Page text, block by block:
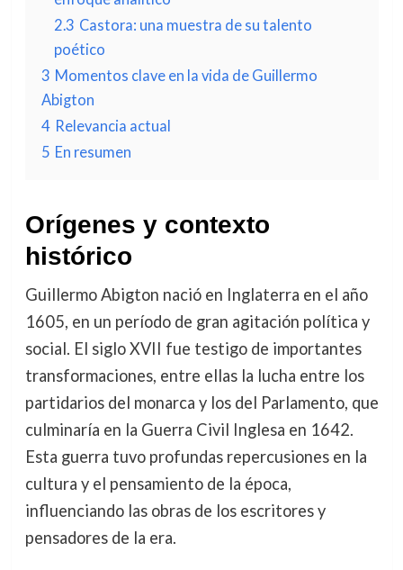
2.3 Castora: una muestra de su talento
poético
3 Momentos clave en la vida de Guillermo
Abigton
4 Relevancia actual
5 En resumen
Orígenes y contexto
histórico
Guillermo Abigton nació en Inglaterra en el año
1605, en un período de gran agitación política y
social. El siglo XVII fue testigo de importantes
transformaciones, entre ellas la lucha entre los
partidarios del monarca y los del Parlamento, que
culminaría en la Guerra Civil Inglesa en 1642.
Esta guerra tuvo profundas repercusiones en la
cultura y el pensamiento de la época,
influenciando las obras de los escritores y
pensadores de la era.